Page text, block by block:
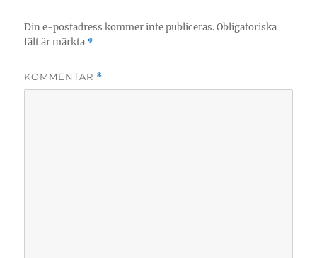
Din e-postadress kommer inte publiceras. Obligatoriska
fält är märkta *
KOMMENTAR *